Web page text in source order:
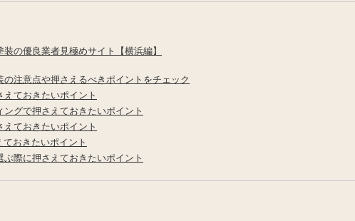
の優良業者見極めサイト【横浜編】
注意点や押さえるべきポイントをチェック
えておきたいポイント
グで押さえておきたいポイント
ておきたいポイント
おきたいポイント
際に押さえておきたいポイント